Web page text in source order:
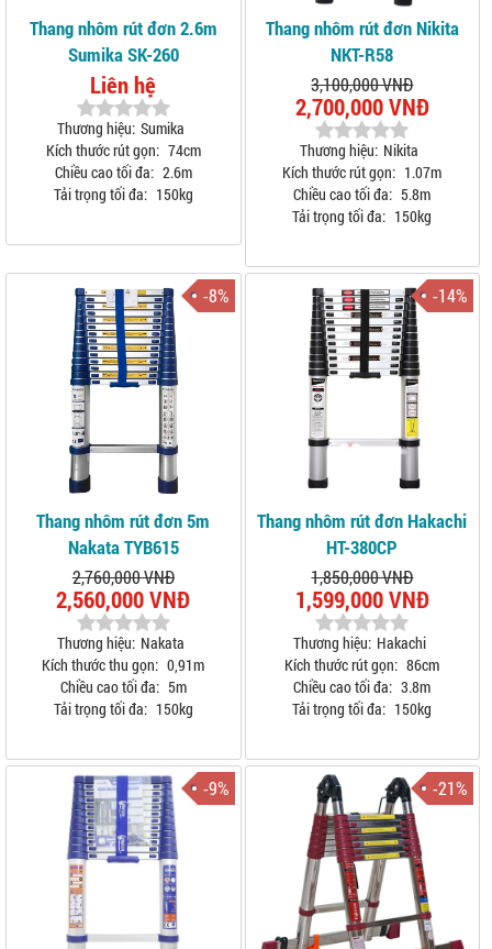
Thang nhôm rút đơn 2.6m
Sumika SK-260
Liên hệ
Thương hiệu: Sumika
Kích thước rút gọn: 74cm
Chiều cao tối đa: 2.6m
Tải trọng tối đa: 150kg
Thang nhôm rút đơn Nikita
NKT-R58
3,100,000 VNĐ
2,700,000 VNĐ
Thương hiệu: Nikita
Kích thước rút gọn: 1.07m
Chiều cao tối đa: 5.8m
Tải trọng tối đa: 150kg
-8%
Thang nhôm rút đơn 5m
Nakata TYB615
2,760,000 VNĐ
2,560,000 VNĐ
Thương hiệu: Nakata
Kích thước thu gọn: 0,91m
Chiều cao tối đa: 5m
Tải trọng tối đa: 150kg
-14%
Thang nhôm rút đơn Hakachi
HT-380CP
1,850,000 VNĐ
1,599,000 VNĐ
Thương hiệu: Hakachi
Kích thước rút gọn: 86cm
Chiều cao tối đa: 3.8m
Tải trọng tối đa: 150kg
-9% -21%